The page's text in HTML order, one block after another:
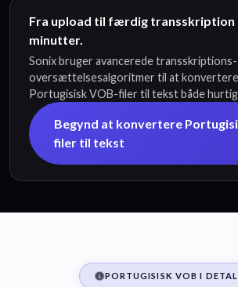
Fra upload til færdig transskription
minutter.
Sonix bruger avancerede
oversættelsesalgoritmer til at
Portugisisk VOB-filer til tekst både
Begynd at konvertere
filer til tekst
PORTUGISISK VOB I